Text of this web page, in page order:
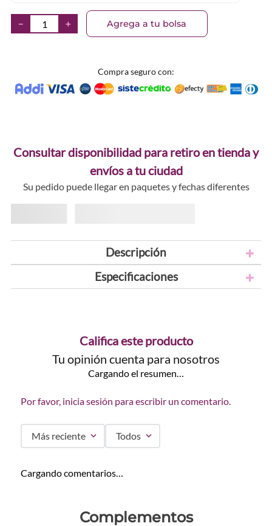
＋
－ Agrega a tu bolsa
Compra seguro con:
Consultar disponibilidad para retiro en tienda y
envíos a tu ciudad
Su pedido puede llegar en paquetes y fechas diferentes
Descripción
Especificaciones
Califica este producto
Tu opinión cuenta para nosotros
Cargando el resumen…
Por favor, inicia sesión para escribir un comentario.
Más reciente Todos
Cargando comentarios…
Complementos